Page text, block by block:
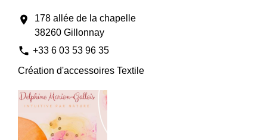
location_on
178 allée de la chapelle
38260 Gillonnay
phone +33 6 03 53 96 35
Création d'accessoires Textile